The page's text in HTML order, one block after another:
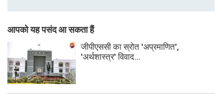
आपको यह पसंद आ सकता हैं
जीपीएससी का स्रोत 'अप्रमाणित',
'अर्थशास्त्र' विवाद...